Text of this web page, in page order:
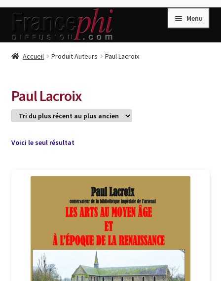
Aller
la
Aller
contenu
Menu
Accueil
Conditions de Vente
Connection
Listes d’Envies
Livres de Peter Randa
Livres de Philippe Randa
Login Customizer
Newsletter
Nous Contacter
Accueil Produit Auteurs Paul Lacroix
Paul Lacroix
Voici le seul résultat